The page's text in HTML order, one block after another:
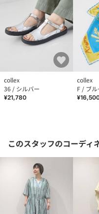
collex
36 / シルバー
¥21,780
collex
F / ブル
このスタッフのコーディ